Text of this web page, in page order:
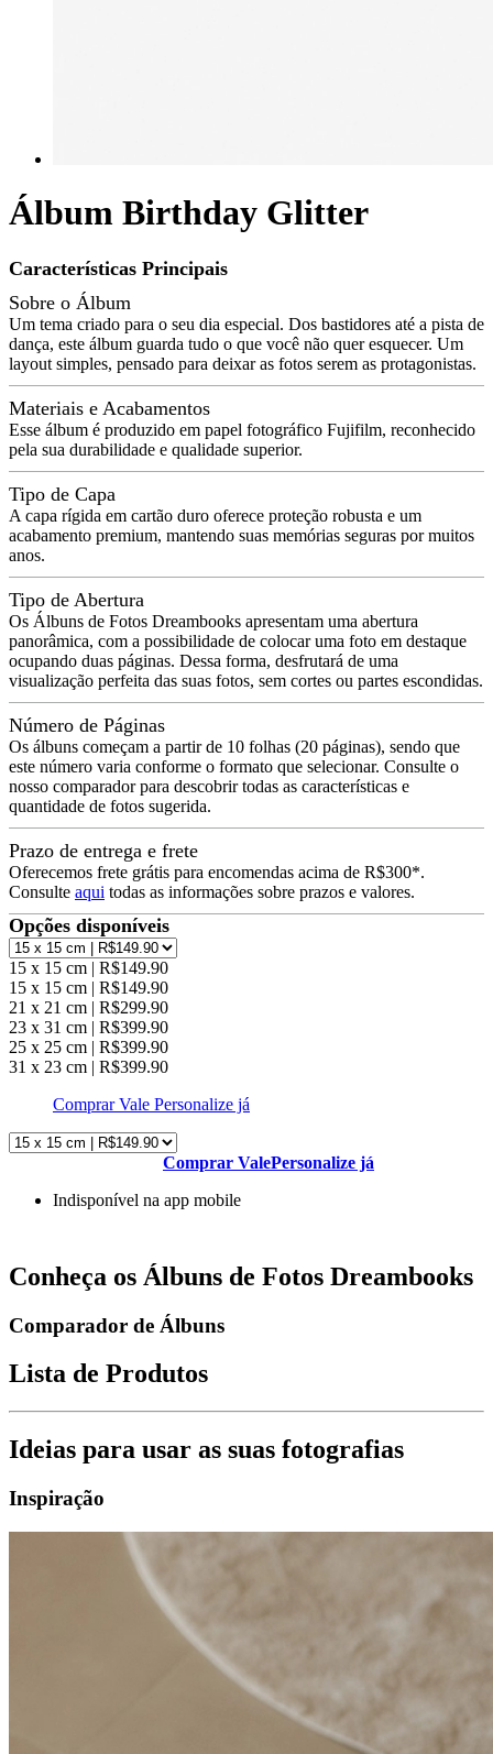
Álbum Birthday Glitter
Características Principais
Sobre o Álbum
Um tema criado para o seu dia especial. Dos bastidores até a pista de
dança, este álbum guarda tudo o que você não quer esquecer. Um
layout simples, pensado para deixar as fotos serem as protagonistas.
Materiais e Acabamentos
Esse álbum é produzido em papel fotográfico Fujifilm, reconhecido
pela sua durabilidade e qualidade superior.
Tipo de Capa
A capa rígida em cartão duro oferece proteção robusta e um
acabamento premium, mantendo suas memórias seguras por muitos
anos.
Tipo de Abertura
Os Álbuns de Fotos Dreambooks apresentam uma abertura
panorâmica, com a possibilidade de colocar uma foto em destaque
ocupando duas páginas. Dessa forma, desfrutará de uma
visualização perfeita das suas fotos, sem cortes ou partes escondidas.
Número de Páginas
Os álbuns começam a partir de 10 folhas (20 páginas), sendo que
este número varia conforme o formato que selecionar. Consulte o
nosso comparador para descobrir todas as características e
quantidade de fotos sugerida.
Prazo de entrega e frete
Oferecemos frete grátis para encomendas acima de R$300*.
Consulte aqui todas as informações sobre prazos e valores.
Opções disponíveis
15 x 15 cm | R$149.90
15 x 15 cm | R$149.90
21 x 21 cm | R$299.90
23 x 31 cm | R$399.90
25 x 25 cm | R$399.90
31 x 23 cm | R$399.90
Comprar Vale Personalize já
Comprar ValePersonalize já
Indisponível na app mobile
Conheça os Álbuns de Fotos Dreambooks
Comparador de Álbuns
Lista de Produtos
Ideias para usar as suas fotografias
Inspiração